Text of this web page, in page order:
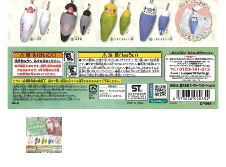
レンタル
景品・玩具・文具
販促用カプセルトイ
よくあるご質問